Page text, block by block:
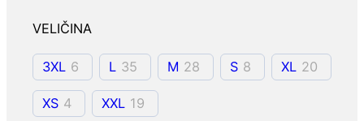
VELIČINA
3XL 6 L 35 M 28 S 8 XL 20
XS 4 XXL 19